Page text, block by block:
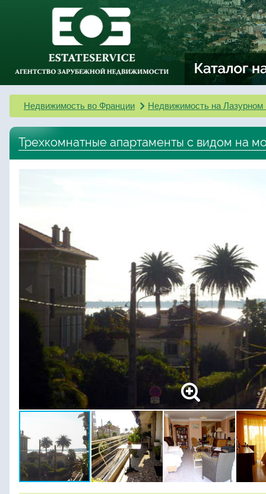
Недвижимость во Франции Недвижимость на Лазурном
Трехкомнатные апартаменты с видом на